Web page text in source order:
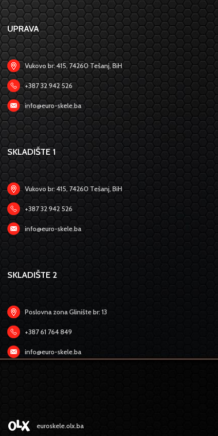
UPRAVA
Vukovo br: 415, 74260 Tešanj, BiH
+387 32 942 526
info@euro-skele.ba
SKLADIŠTE 1
Vukovo br: 415, 74260 Tešanj, BiH
+387 32 942 526
info@euro-skele.ba
SKLADIŠTE 2
Poslovna zona Glinište br: 13
+387 61 764 849
info@euro-skele.ba
euroskele.olx.ba